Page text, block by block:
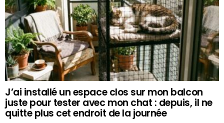
J’ai installé un espace clos sur mon balcon
juste pour tester avec mon chat : depuis, il ne
quitte plus cet endroit de la journée